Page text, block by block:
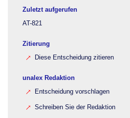
Zuletzt aufgerufen
AT-821
Zitierung
Diese Entscheidung zitieren
unalex Redaktion
Entscheidung vorschlagen
Schreiben Sie der Redaktion